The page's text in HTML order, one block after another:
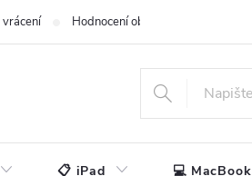
Hodnocení obchodu
📋 iPad 💻 MacBook